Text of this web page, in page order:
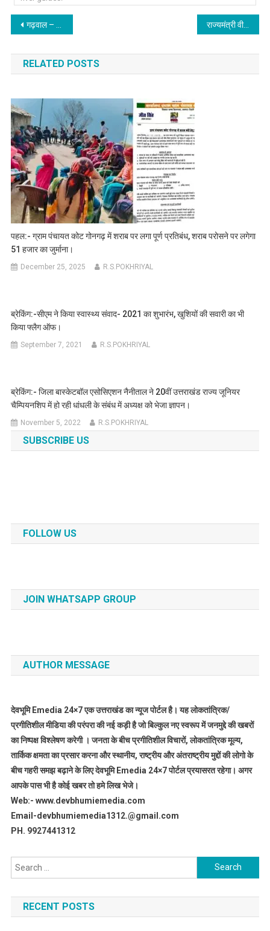
Post
navigation
गढ़वाल – कुमाऊं को जोड़ने वाले बहुप्रतीक्षित सिंगटाली पुल पर जल्द शुरु होगा काम, 57 करोड़ रुपए स्वीकृत । राज्यमंत्री वीरेंद्र दत्त सेमवाल ने की हरियाणा CM से मुलाकात, साहिल के हत्यारों की शीघ्र गिरफ्तारी व पीड़ित परिवार को मुआवजे की मांग।
RELATED POSTS
पहल:- ग्राम पंचायत कोट गोनगढ़ में शराब पर लगा पूर्ण प्रतिबंध, शराब परोसने पर लगेगा
51 हजार का जुर्माना।
December 25, 2025 R.S.POKHRIYAL
ब्रेकिंग:-सीएम ने किया स्वास्थ्य संवाद- 2021 का शुभारंभ, खुशियों की सवारी का भी
किया फ्लैग ऑफ।
September 7, 2021 R.S.POKHRIYAL
ब्रेकिंग:- जिला बास्केटबॉल एसोसिएशन नैनीताल ने 20वीं उत्तराखंड राज्य जूनियर
चैम्पियनशिप में हो रही धांधली के संबंध में अध्यक्ष को भेजा ज्ञापन।
November 5, 2022 R.S.POKHRIYAL
SUBSCRIBE US
FOLLOW US
JOIN WHATSAPP GROUP
AUTHOR MESSAGE
देवभूमि Emedia 24×7 एक उत्तराखंड का न्यूज पोर्टल है। यह लोकतांत्रिक/
प्रगीतिशील मीडिया की परंपरा की नई कड़ी है जो बिल्कुल नए स्वरूप में जनमुद्दे की खबरों
का निष्पक्ष विश्लेषण करेगी । जनता के बीच प्रगीतिशील विचारों, लोकतांत्रिक मूल्य,
तार्किक क्षमता का प्रसार करना और स्थानीय, राष्ट्रीय और अंतराष्ट्रीय मुद्दों की लोगो के
बीच गहरी समझ बढ़ाने के लिए देवभूमि Emedia 24×7 पोर्टल प्रयासरत रहेगा। अगर
आपके पास भी है कोई खबर तो हमे लिख भेजे।
Web:- www.devbhumiemedia.com
Email-devbhumiemedia1312.@gmail.com
PH. 9927441312
Search
for:
RECENT POSTS